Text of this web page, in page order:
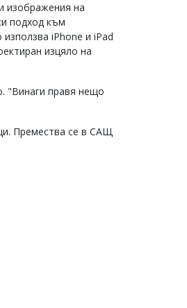
изображения на
подход към
iPhone и iPad
изцяло на
"Винаги правя нещо
Премества се в САЩ